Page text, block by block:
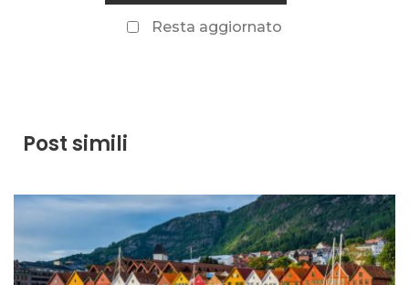
Resta aggiornato
Post simili